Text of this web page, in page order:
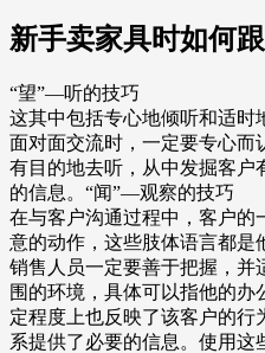
新手卖家具时如何
“望”—听的技巧
这其中包括专心地倾听和适时
面对面交流时，一定要专心而
有目的地去听，从中发掘客户
的信息。“闻”—观察的技巧
在与客户沟通过程中，客户的
意的动作，这些肢体语言都是
销售人员一定要善于把握，并
围的环境，具体可以指他的
定程度上也反映了该客户的行
系提供了必要的信息。使用